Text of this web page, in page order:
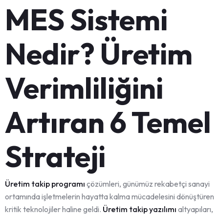
MES Sistemi
Nedir? Üretim
Verimliliğini
Artıran 6 Temel
Strateji
Üretim takip programı çözümleri, günümüz rekabetçi sanayi
ortamında işletmelerin hayatta kalma mücadelesini dönüştüren
kritik teknolojiler haline geldi. Üretim takip yazılımı altyapıları,